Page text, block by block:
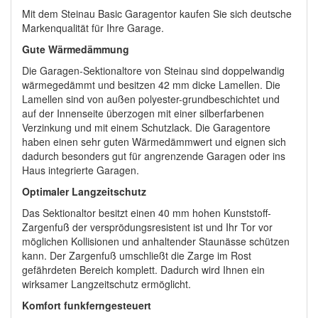
Mit dem Steinau Basic Garagentor kaufen Sie sich deutsche
Markenqualität für Ihre Garage.
Gute Wärmedämmung
Die Garagen-Sektionaltore von Steinau sind doppelwandig
wärmegedämmt und besitzen 42 mm dicke Lamellen. Die
Lamellen sind von außen polyester-grundbeschichtet und
auf der Innenseite überzogen mit einer silberfarbenen
Verzinkung und mit einem Schutzlack. Die Garagentore
haben einen sehr guten Wärmedämmwert und eignen sich
dadurch besonders gut für angrenzende Garagen oder ins
Haus integrierte Garagen.
Optimaler Langzeitschutz
Das Sektionaltor besitzt einen 40 mm hohen Kunststoff-
Zargenfuß der versprödungsresistent ist und Ihr Tor vor
möglichen Kollisionen und anhaltender Staunässe schützen
kann. Der Zargenfuß umschließt die Zarge im Rost
gefährdeten Bereich komplett. Dadurch wird Ihnen ein
wirksamer Langzeitschutz ermöglicht.
Komfort funkferngesteuert